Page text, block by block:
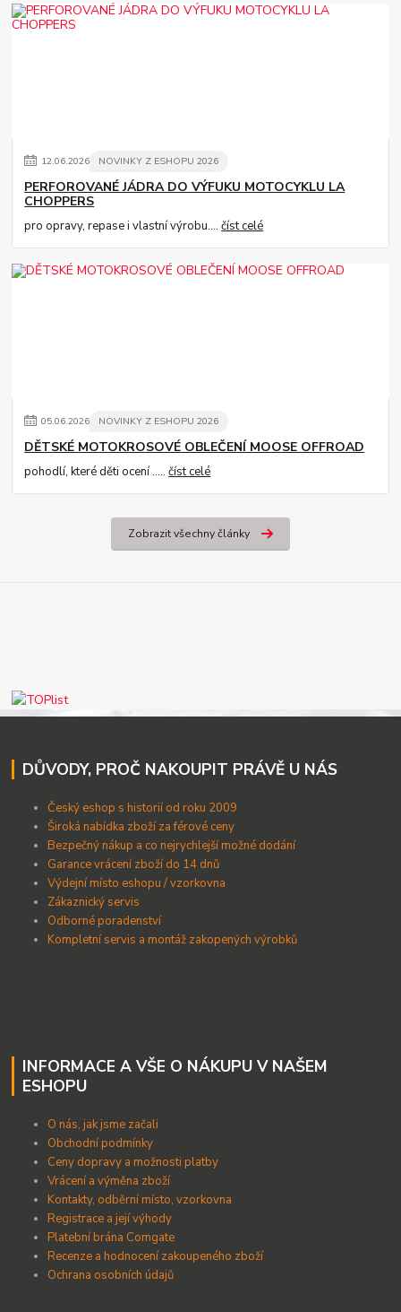
12.06.2026 NOVINKY Z ESHOPU 2026
PERFOROVANÉ JÁDRA DO VÝFUKU MOTOCYKLU LA
CHOPPERS
pro opravy, repase i vlastní výrobu....číst celé
05.06.2026 NOVINKY Z ESHOPU 2026
DĚTSKÉ MOTOKROSOVÉ OBLEČENÍ MOOSE OFFROAD
pohodlí, které děti ocení .....číst celé
Zobrazit všechny články
DŮVODY, PROČ NAKOUPIT PRÁVĚ U NÁS
Český eshop s historií od roku 2009
Široká nabídka zboží za férové ceny
Bezpečný nákup a co nejrychlejší možné dodání
Garance vrácení zboží do 14 dnů
Výdejní místo eshopu / vzorkovna
Zákaznický servis
Odborné poradenství
Kompletní servis a montáž zakopených výrobků
INFORMACE A VŠE O NÁKUPU V NAŠEM
ESHOPU
O nás, jak jsme začali
Obchodní podmínky
Ceny dopravy a možnosti platby
Vrácení a výměna zboží
Kontakty, odběrní místo, vzorkovna
Registrace a její výhody
Platební brána Comgate
Recenze a hodnocení zakoupeného zboží
Ochrana osobních údajů